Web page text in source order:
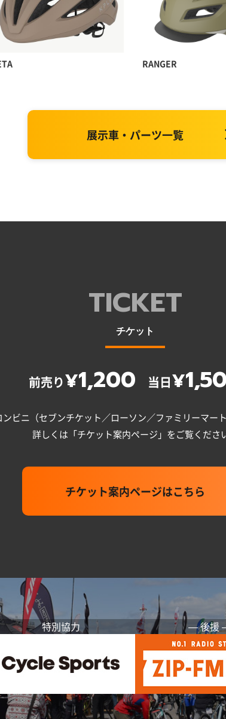
RANGER
展示車・パーツ一覧
TICKET
チケット
前売り¥1,200 当日¥
ビニ（セブンチケット／ローソン／ファミリーマート
詳しくは「チケット案内ページ」をご覧ください
チケット案内ページはこちら
特別協力 ― 後援